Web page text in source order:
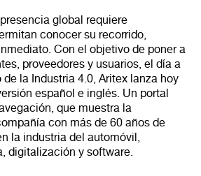
global requiere
conocer su recorrido,
Con el objetivo de poner a
proveedores y usuarios, el día a
la Industria 4.0, Aritex lanza hoy
español e inglés. Un portal
que muestra la
con más de 60 años de
la industria del automóvil,
digitalización y software.